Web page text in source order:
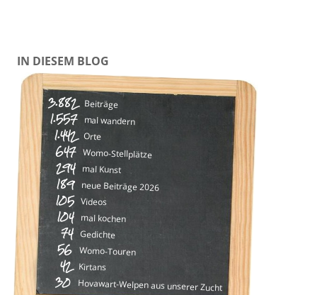
IN DIESEM BLOG
3.882 Beiträge
1.557 mal wandern
1.442 Orte
647 Womo-Stellplätze
294 mal Kunst
189 neue Beiträge 2026
105 Videos
104 mal kochen
74 Gedichte
56 Womo-Touren
42 Kirtans
30 Hovawart-Welpen aus unserer Zucht